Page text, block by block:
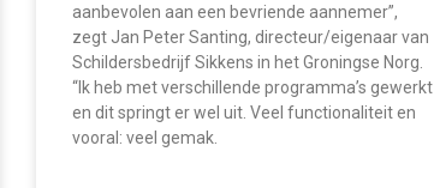
aanbevolen aan een bevriende aannemer”,
zegt Jan Peter Santing, directeur/eigenaar van
Schildersbedrijf Sikkens in het Groningse Norg.
“Ik heb met verschillende programma’s gewerkt
en dit springt er wel uit. Veel functionaliteit en
vooral: veel gemak.